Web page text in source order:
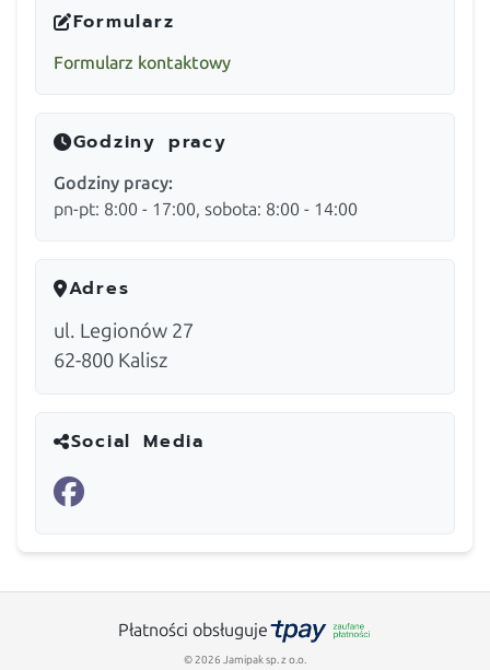
Formularz
Formularz kontaktowy
Godziny pracy
Godziny pracy:
pn-pt: 8:00 - 17:00, sobota: 8:00 - 14:00
Adres
ul. Legionów 27
62-800 Kalisz
Social Media
Płatności obsługuje
© 2026 Jamipak sp. z o.o.